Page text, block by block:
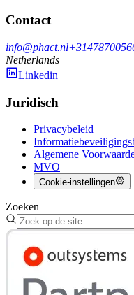
Contact
info@phact.nl
Netherlands
Linkedin
Juridisch
Privacybeleid
Algemene
MVO
Cookie-instellingen
Zoeken